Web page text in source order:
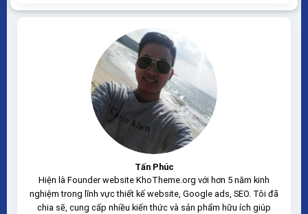
ưu với các công cụ tìm kiếm Theme sạch hoàn toàn
100% không virus, không...
Tấn Phúc
Hiện là Founder website KhoTheme.org với hơn 5 năm kinh
nghiệm trong lĩnh vực thiết kế website, Google ads, SEO. Tôi đã
chia sẽ, cung cấp nhiều kiến thức và sản phẩm hữu ích giúp